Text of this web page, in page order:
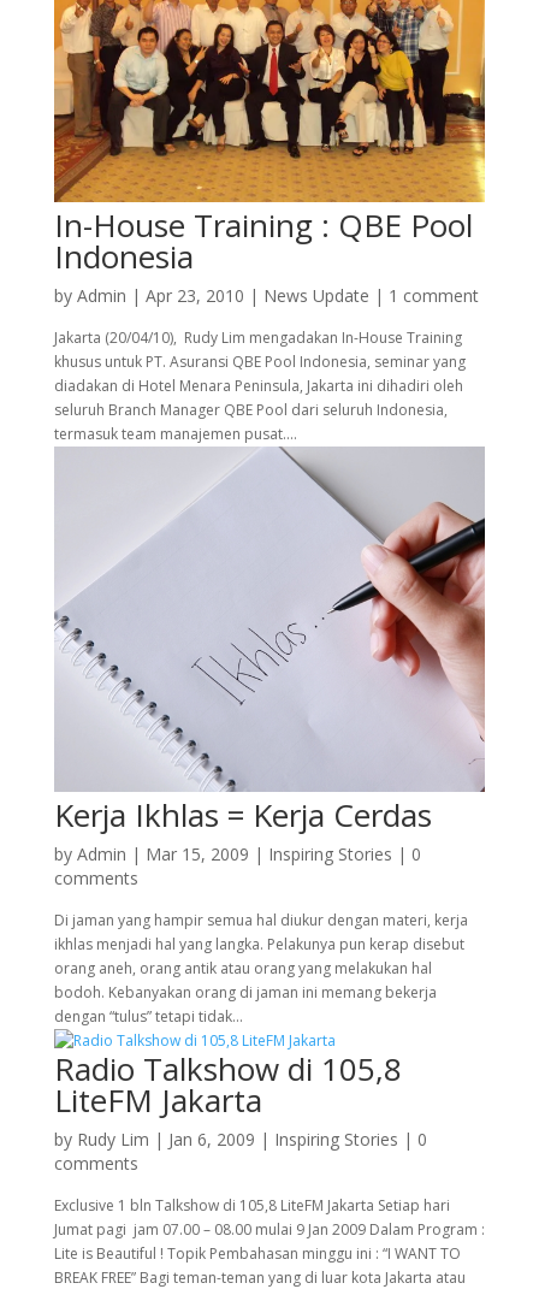
In-House Training : QBE Pool
Indonesia
by Admin | Apr 23, 2010 | News Update | 1 comment
Jakarta (20/04/10), Rudy Lim mengadakan In-House Training
khusus untuk PT. Asuransi QBE Pool Indonesia, seminar yang
diadakan di Hotel Menara Peninsula, Jakarta ini dihadiri oleh
seluruh Branch Manager QBE Pool dari seluruh Indonesia,
termasuk team manajemen pusat....
Kerja Ikhlas = Kerja Cerdas
by Admin | Mar 15, 2009 | Inspiring Stories | 0
comments
Di jaman yang hampir semua hal diukur dengan materi, kerja
ikhlas menjadi hal yang langka. Pelakunya pun kerap disebut
orang aneh, orang antik atau orang yang melakukan hal
bodoh. Kebanyakan orang di jaman ini memang bekerja
dengan “tulus” tetapi tidak...
Radio Talkshow di 105,8
LiteFM Jakarta
by Rudy Lim | Jan 6, 2009 | Inspiring Stories | 0
comments
Exclusive 1 bln Talkshow di 105,8 LiteFM Jakarta Setiap hari
Jumat pagi jam 07.00 – 08.00 mulai 9 Jan 2009 Dalam Program :
Lite is Beautiful ! Topik Pembahasan minggu ini : “I WANT TO
BREAK FREE” Bagi teman-teman yang di luar kota Jakarta atau